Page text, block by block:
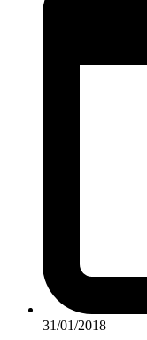
31/01/2018